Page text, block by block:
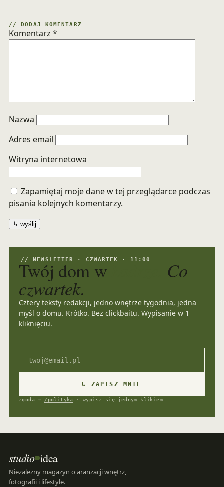
// DODAJ KOMENTARZ
Komentarz *
Nazwa
Adres email
Witryna internetowa
Zapamiętaj moje dane w tej przeglądarce podczas
pisania kolejnych komentarzy.
// NEWSLETTER · CZWARTEK · 11:00
Twój dom w Co
czwartek.
Cztery teksty redakcji, jedno wnętrze tygodnia, jedna
myśl o domu. Krótko. Bez clickbaitu. Wypisanie w 1
kliknięciu.
↳ ZAPISZ MNIE
zgoda → /polityka · wypisz się jednym klikiem
studio idea
Niezależny magazyn o aranżacji wnętrz,
fotografii i lifestyle.